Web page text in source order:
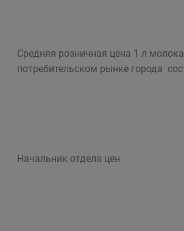
Средняя розничная цена 1 л
потребительском рынке города
Начальник